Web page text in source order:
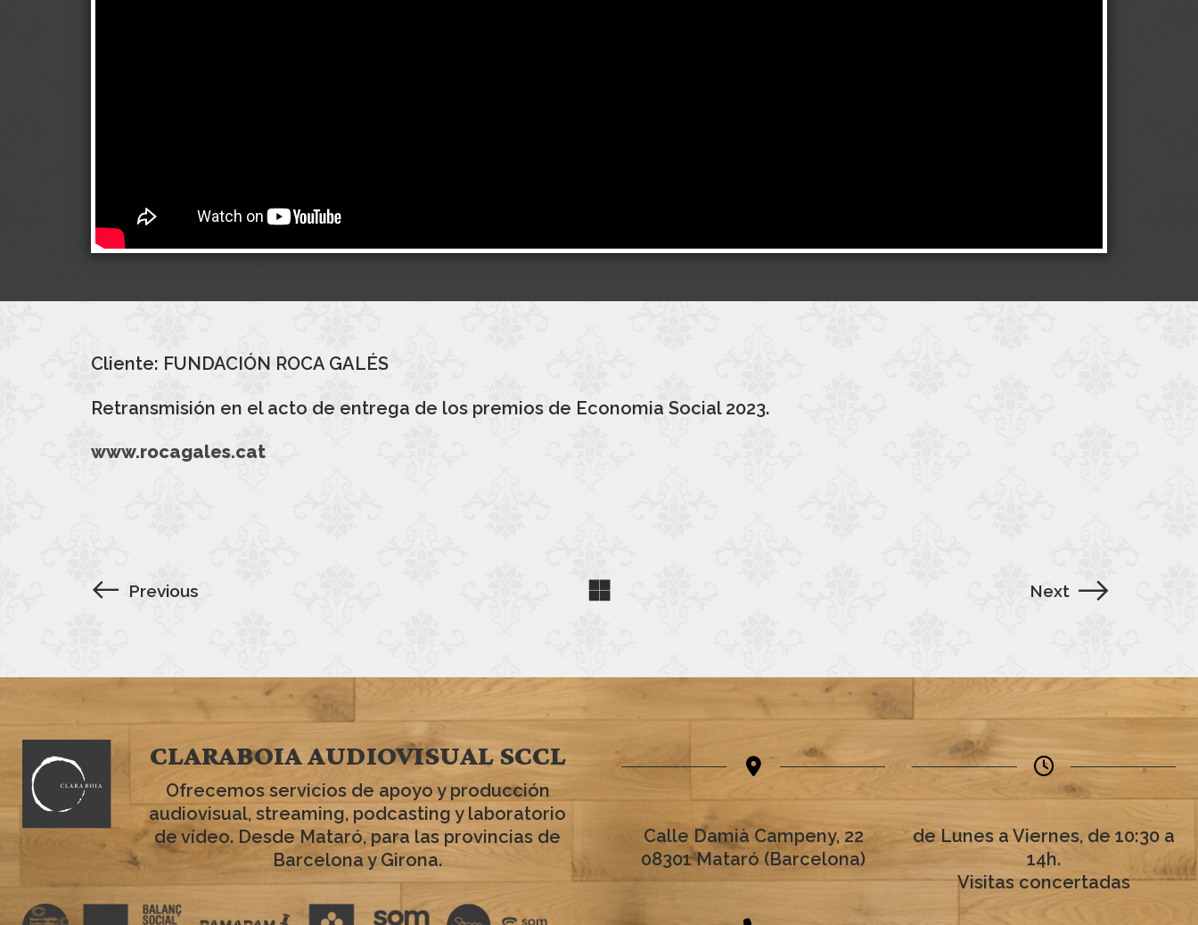
Cliente: FUNDACIÓN ROCA GALÉS
Retransmisión en el acto de entrega de los premios de Economia Social 2023.
www.rocagales.cat
Previous Next
CLARABOIA AUDIOVISUAL SCCL
Ofrecemos servicios de apoyo y producción
audiovisual, streaming, podcasting y laboratorio
de vídeo. Desde Mataró, para las provincias de
Barcelona y Girona.
Calle Damià Campeny, 22
08301 Mataró (Barcelona)
de Lunes a Viernes, de 10:30 a
14h.
Visitas concertadas